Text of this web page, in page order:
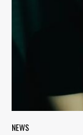
NEWS